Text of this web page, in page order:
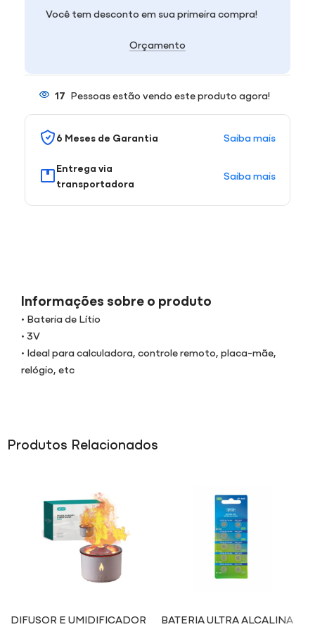
Você tem desconto em sua primeira compra!
Orçamento
17 Pessoas estão vendo este produto agora!
6 Meses de Garantia Saiba mais
Entrega via
transportadora
Saiba mais
Informações sobre o produto
• Bateria de Lítio
• 3V
• Ideal para calculadora, controle remoto, placa-mãe,
relógio, etc
Produtos Relacionados
DIFUSOR E UMIDIFICADOR
BATERIA ULTRA ALCALINA